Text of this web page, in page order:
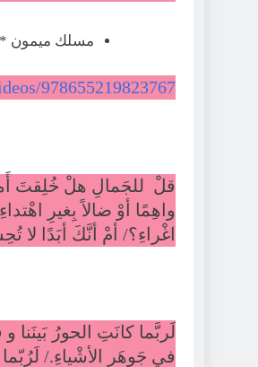
مسلك ميمون *
978655219823767
قلْ للجَمالِ هلْ خُلِقتَ
واهِمًا أوْ ضالاً بِغيرِ
اغْراءِ؟/ أمْ أنَّكَ أبَدًا
لَربَّما كانَتِ الحورُ
في جَوهَرِ الأشْياءِ./